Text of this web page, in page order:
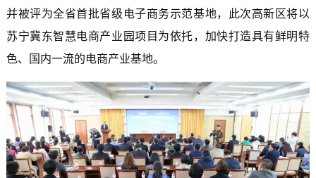
并被评为全省首批省级电子商务示范基地，此次高新区将以
苏宁冀东智慧电商产业园项目为依托，加快打造具有鲜明特
色、国内一流的电商产业基地。